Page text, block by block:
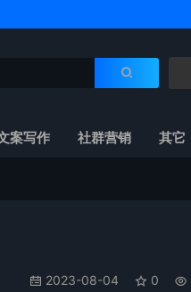
案写作 社群营销 其它
2023-08-04 0